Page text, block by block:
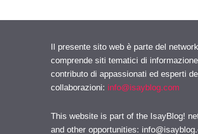
Il presente sito web è parte del
comprende siti tematici di
contributo di appassionati ed esperti
collaborazioni: info@isayblog.com
This website is part of the IsayBlog!
and other opportunities: